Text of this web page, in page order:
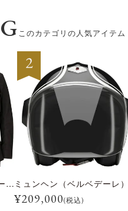
このカテゴリの人気アイテム
トライアルマスター モーターサイクル ジャケット ミュンヘン（ベルベデーレ）
¥209,000(税込)